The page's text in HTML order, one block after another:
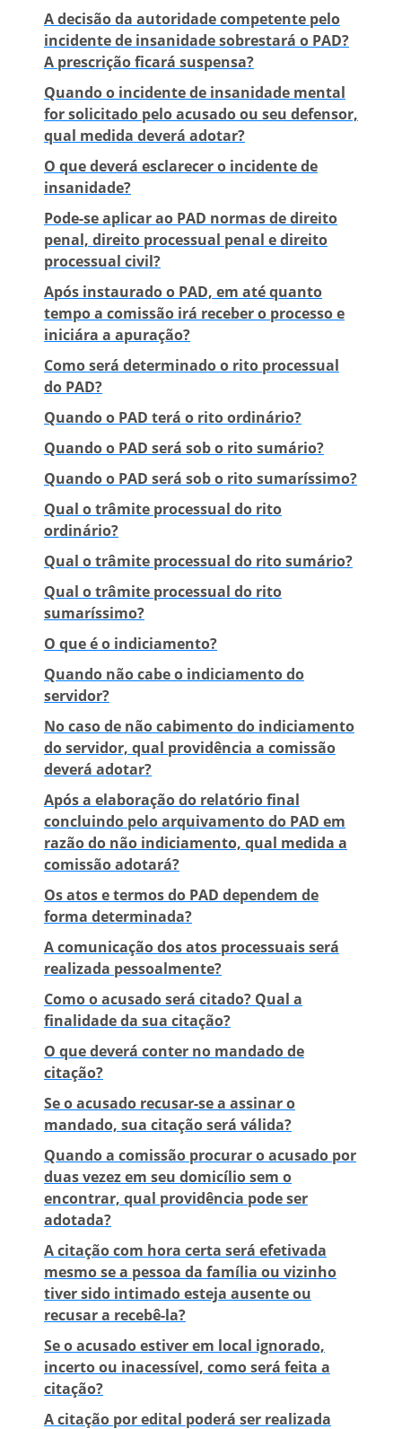
A decisão da autoridade competente pelo
incidente de insanidade sobrestará o PAD?
A prescrição ficará suspensa?
Quando o incidente de insanidade mental
for solicitado pelo acusado ou seu defensor,
qual medida deverá adotar?
O que deverá esclarecer o incidente de
insanidade?
Pode-se aplicar ao PAD normas de direito
penal, direito processual penal e direito
processual civil?
Após instaurado o PAD, em até quanto
tempo a comissão irá receber o processo e
iniciára a apuração?
Como será determinado o rito processual
do PAD?
Quando o PAD terá o rito ordinário?
Quando o PAD será sob o rito sumário?
Quando o PAD será sob o rito sumaríssimo?
Qual o trâmite processual do rito
ordinário?
Qual o trâmite processual do rito sumário?
Qual o trâmite processual do rito
sumaríssimo?
O que é o indiciamento?
Quando não cabe o indiciamento do
servidor?
No caso de não cabimento do indiciamento
do servidor, qual providência a comissão
deverá adotar?
Após a elaboração do relatório final
concluindo pelo arquivamento do PAD em
razão do não indiciamento, qual medida a
comissão adotará?
Os atos e termos do PAD dependem de
forma determinada?
A comunicação dos atos processuais será
realizada pessoalmente?
Como o acusado será citado? Qual a
finalidade da sua citação?
O que deverá conter no mandado de
citação?
Se o acusado recusar-se a assinar o
mandado, sua citação será válida?
Quando a comissão procurar o acusado por
duas vezez em seu domicílio sem o
encontrar, qual providência pode ser
adotada?
A citação com hora certa será efetivada
mesmo se a pessoa da família ou vizinho
tiver sido intimado esteja ausente ou
recusar a recebê-la?
Se o acusado estiver em local ignorado,
incerto ou inacessível, como será feita a
citação?
A citação por edital poderá ser realizada